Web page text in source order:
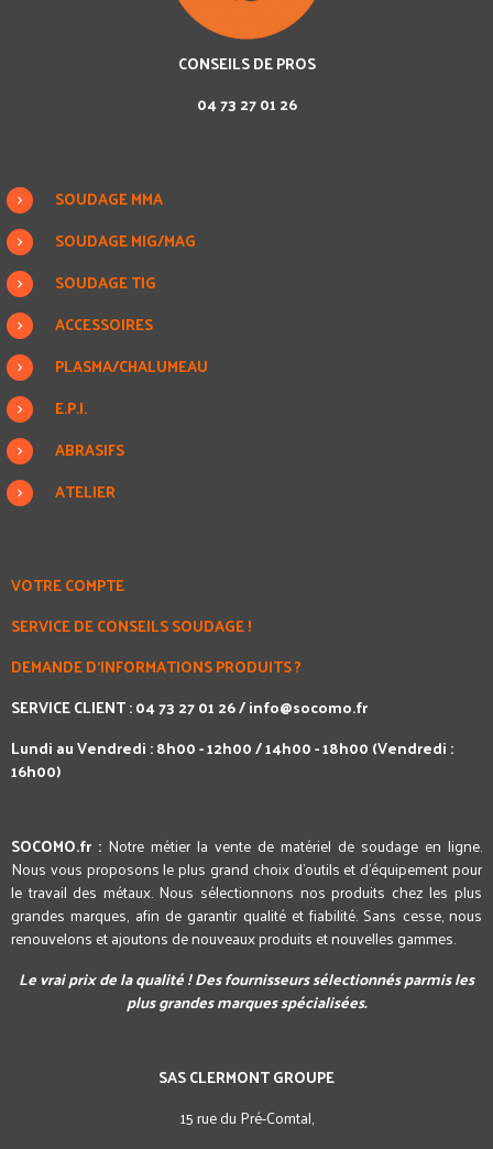
CONSEILS DE PROS
04 73 27 01 26
SOUDAGE MMA
SOUDAGE MIG/MAG
SOUDAGE TIG
ACCESSOIRES
PLASMA/CHALUMEAU
E.P.I.
ABRASIFS
ATELIER
VOTRE COMPTE
SERVICE DE CONSEILS SOUDAGE !
DEMANDE D'INFORMATIONS PRODUITS ?
SERVICE CLIENT : 04 73 27 01 26 /info@socomo.fr
Lundi au Vendredi : 8h00 - 12h00 / 14h00 - 18h00 (Vendredi :
16h00)
SOCOMO.fr : Notre métier la vente de matériel de soudage en ligne.
Nous vous proposons le plus grand choix d'outils et d'équipement pour
le travail des métaux. Nous sélectionnons nos produits chez les plus
grandes marques, afin de garantir qualité et fiabilité. Sans cesse, nous
renouvelons et ajoutons de nouveaux produits et nouvelles gammes.
Le vrai prix de la qualité ! Des fournisseurs sélectionnés parmis les
plus grandes marques spécialisées.
SAS CLERMONT GROUPE
15 rue du Pré-Comtal,